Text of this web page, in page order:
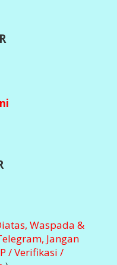
Waspada &
Jangan
/ Verifikasi /